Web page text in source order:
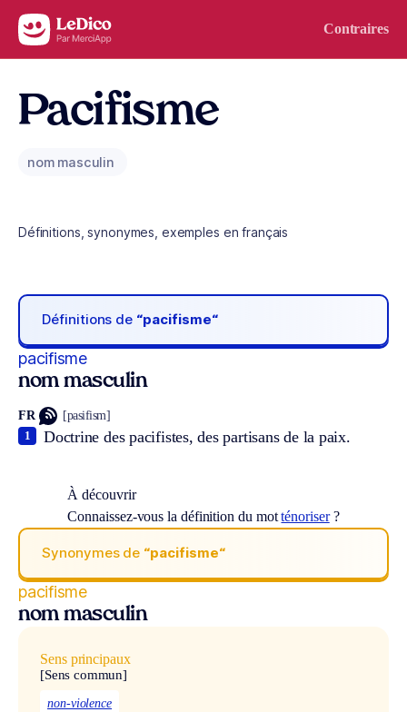
Aller au contenu Contraires
Pacifisme
nom masculin
Définitions, synonymes, exemples en français
Définitions de “pacifisme“
pacifisme
nom masculin
FR [pasifism]
Doctrine des pacifistes, des partisans de la paix.
1
À découvrir
Connaissez-vous la définition du motténoriser?
Synonymes de “pacifisme“
pacifisme
nom masculin
Sens principaux
[Sens commun]
non-violence